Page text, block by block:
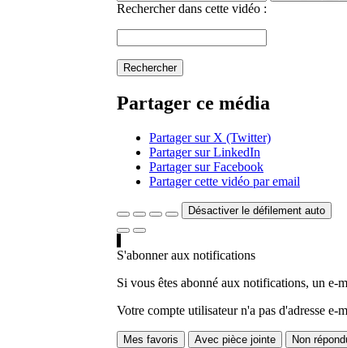
Rechercher dans cette vidéo :
Rechercher
Partager ce média
Partager sur X (Twitter)
Partager sur LinkedIn
Partager sur Facebook
Partager cette vidéo par email
Désactiver le défilement auto
S'abonner aux notifications
Si vous êtes abonné aux notifications, un e-
Votre compte utilisateur n'a pas d'adresse e-
Mes favoris Avec pièce jointe Non